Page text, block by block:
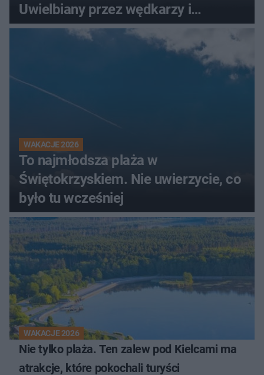
Uwielbiany przez wędkarzy i
turystów
WAKACJE 2026
To najmłodsza plaża w
Świętokrzyskiem. Nie uwierzycie, co
było tu wcześniej
WAKACJE 2026
Nie tylko plaża. Ten zalew pod Kielcami ma
atrakcje, które pokochali turyści